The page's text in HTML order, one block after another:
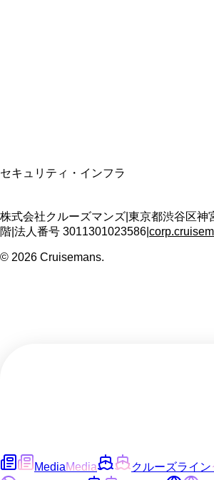
セキュリティ・インフラ
株式会社クルーズマンズ 東京都渋谷区神
階 法人番号 3011301023586
© 2026 Cruisemans.
MediaMedia クルーズライン